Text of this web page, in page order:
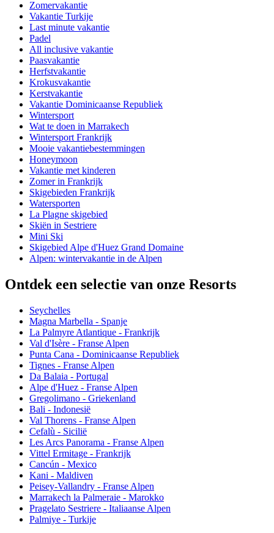
Zomervakantie
Vakantie Turkije
Last minute vakantie
Padel
All inclusive vakantie
Paasvakantie
Herfstvakantie
Krokusvakantie
Kerstvakantie
Vakantie Dominicaanse Republiek
Wintersport
Wat te doen in Marrakech
Wintersport Frankrijk
Mooie vakantiebestemmingen
Honeymoon
Vakantie met kinderen
Zomer in Frankrijk
Skigebieden Frankrijk
Watersporten
La Plagne skigebied
Skiën in Sestriere
Mini Ski
Skigebied Alpe d'Huez Grand Domaine
Alpen: wintervakantie in de Alpen
Ontdek een selectie van onze Resorts
Seychelles
Magna Marbella - Spanje
La Palmyre Atlantique - Frankrijk
Val d'Isère - Franse Alpen
Punta Cana - Dominicaanse Republiek
Tignes - Franse Alpen
Da Balaia - Portugal
Alpe d'Huez - Franse Alpen
Gregolimano - Griekenland
Bali - Indonesië
Val Thorens - Franse Alpen
Cefalù - Sicilië
Les Arcs Panorama - Franse Alpen
Vittel Ermitage - Frankrijk
Cancún - Mexico
Kani - Maldiven
Peisey-Vallandry - Franse Alpen
Marrakech la Palmeraie - Marokko
Pragelato Sestriere - Italiaanse Alpen
Palmiye - Turkije